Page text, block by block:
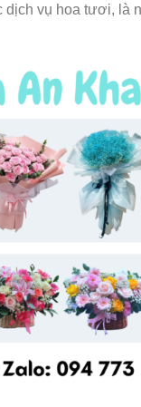
vụ hoa tươi, là